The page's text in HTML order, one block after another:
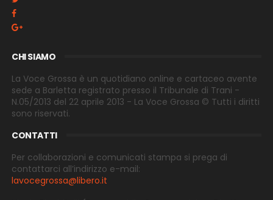
CHI SIAMO
La Voce Grossa è un quotidiano online e cartaceo avente
sede a Barletta registrato presso il Tribunale di Trani -
N.05/2013 del 22 aprile 2013 - La Voce Grossa © Tutti i diritti
sono riservati.
CONTATTI
Per collaborazioni e comunicati stampa si prega di
contattarci all’indirizzo e-mail:
lavocegrossa@libero.it